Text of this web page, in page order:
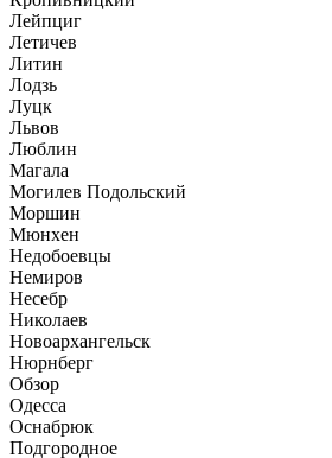
Лейпциг
Летичев
Литин
Лодзь
Луцк
Львов
Люблин
Магала
Могилев Подольский
Моршин
Мюнхен
Недобоевцы
Немиров
Несебр
Николаев
Новоархангельск
Нюрнберг
Обзор
Одесса
Оснабрюк
Подгородное